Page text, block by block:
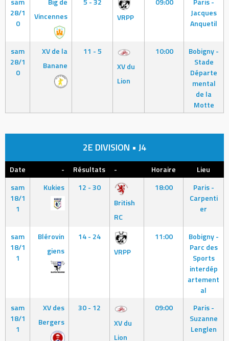
28/1
0
Vincennes
VRPP
Jacques
Anquetil
sam
28/1
0
XV de la
Banane
11 - 5
XV du
Lion
10:00
Bobigny -
Stade
Départe
mental
de la
Motte
2E DIVISION • J4
Date - Résultats - Horaire
Lieu
sam
18/1
1
Kukies
12 - 30
British
RC
18:00
Paris -
Carpenti
er
sam
18/1
1
Blérovin
giens
14 - 24
VRPP
11:00
Bobigny -
Parc des
Sports
interdép
artement
al
sam
18/1
1
XV des
Bergers
30 - 12
XV du
Lion
09:00
Paris -
Suzanne
Lenglen